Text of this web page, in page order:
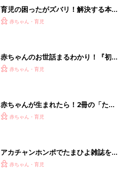
育児の困ったがズバリ！解決する本
『ひよこクラブ 秋号』 4カ月～2才
赤ちゃん・育児
赤ちゃんのお世話まるわかり！『初め
てのひよこクラブ 夏号』〈巻頭大特
赤ちゃん・育児
赤ちゃんが生まれたら！2冊の「たま
ひよ」
赤ちゃん・育児
アカチャンホンポでたまひよ雑誌を買
うとポイント10倍【期間限定】
赤ちゃん・育児